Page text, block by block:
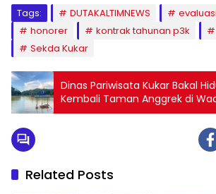
Tags: DUTAKALTIMNEWS
honorer
kontrak tahunan p3k
Sekda Kukar
Dinas Pariwisata Kukar Bakal
Kembali Taman Anggrek di
Sukarame
Related Posts